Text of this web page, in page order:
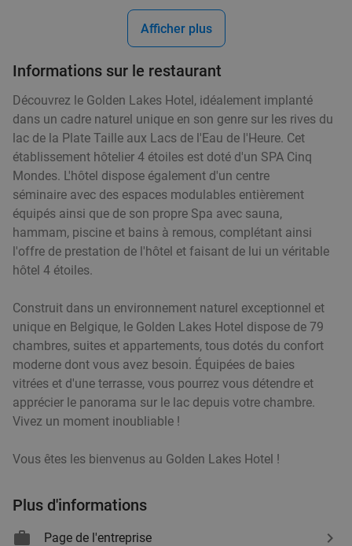
Afficher plus
Informations sur le restaurant
Découvrez le Golden Lakes Hotel, idéalement implanté
dans un cadre naturel unique en son genre sur les rives du
lac de la Plate Taille aux Lacs de l'Eau de l'Heure. Cet
établissement hôtelier 4 étoiles est doté d'un SPA Cinq
Mondes. L'hôtel dispose également d'un centre
séminaire avec des espaces modulables entièrement
équipés ainsi que de son propre Spa avec sauna,
hammam, piscine et bains à remous, complétant ainsi
l'offre de prestation de l'hôtel et faisant de lui un véritable
hôtel 4 étoiles.
Construit dans un environnement naturel exceptionnel et
unique en Belgique, le Golden Lakes Hotel dispose de 79
chambres, suites et appartements, tous dotés du confort
moderne dont vous avez besoin. Équipées de baies
vitrées et d'une terrasse, vous pourrez vous détendre et
apprécier le panorama sur le lac depuis votre chambre.
Vivez un moment inoubliable !
Vous êtes les bienvenus au Golden Lakes Hotel !
Plus d'informations
Page de l'entreprise